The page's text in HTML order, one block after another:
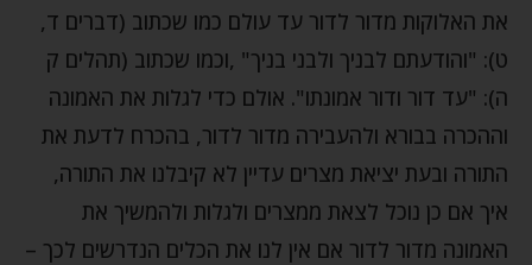
את האלוקות מדור לדור עד עולם כמו שכתוב (דברים ד,
ט): "והודעתם לבניך ולבני בניך" ,וכמו שכתוב (תהלים ק
ה): "עד דור ודור אמונתו". אולם כדי לגלות את האמונה
וההכרה בבורא ולהעבירה מדור לדור, בהכרח לדעת את
התורה ובעת יציאת מצרים עדיין לא קיבלנו את התורה,
איך אם כן נוכל לצאת ממצרים ולגלות ולהמשיך את
האמונה מדור לדור אם אין לנו את הכלים הנדרשים לכך –